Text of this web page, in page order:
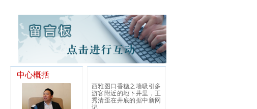
中心概括
西雅图口香糖之墙吸引多
游客附近的地下井里，王
秀清歪在井底的据中新网
记...